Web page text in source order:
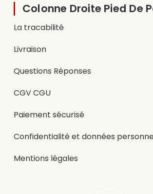
Colonne Droite Pied De
La tracabilité
Livraison
Questions Réponses
CGV CGU
Paiement sécurisé
Confidentialité et données
Mentions légales